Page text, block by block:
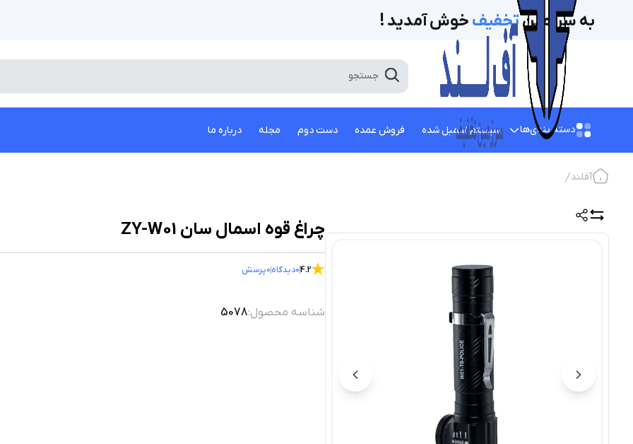
به سرزمینتخفیف‌ خوش آمدید !
دسته بندی‌ها سیستم اسمبل شده فروش عمده دست دوم مجله درباره ما
آفلند
چراغ قوه اسمال سان ZY-W01
4.2
0دیدگاه0پرسش
شناسه محصول:5078